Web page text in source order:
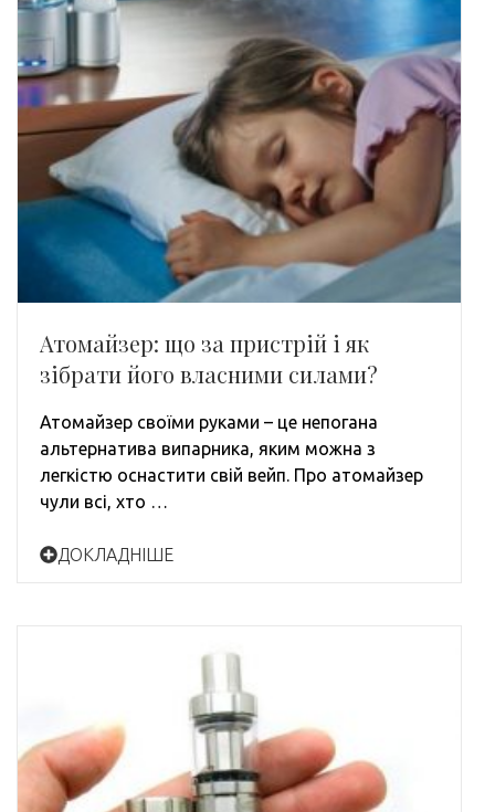
Атомайзер: що за пристрій і як
зібрати його власними силами?
Атомайзер своїми руками – це непогана
альтернатива випарника, яким можна з
легкістю оснастити свій вейп. Про атомайзер
чули всі, хто …
ДОКЛАДНІШЕ